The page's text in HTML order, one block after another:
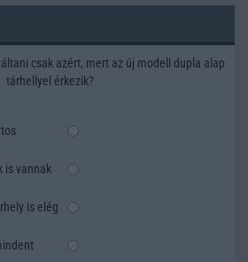
csak azért, mert az új modell dupla alap
tárhellyel érkezik?
is vannak
is elég